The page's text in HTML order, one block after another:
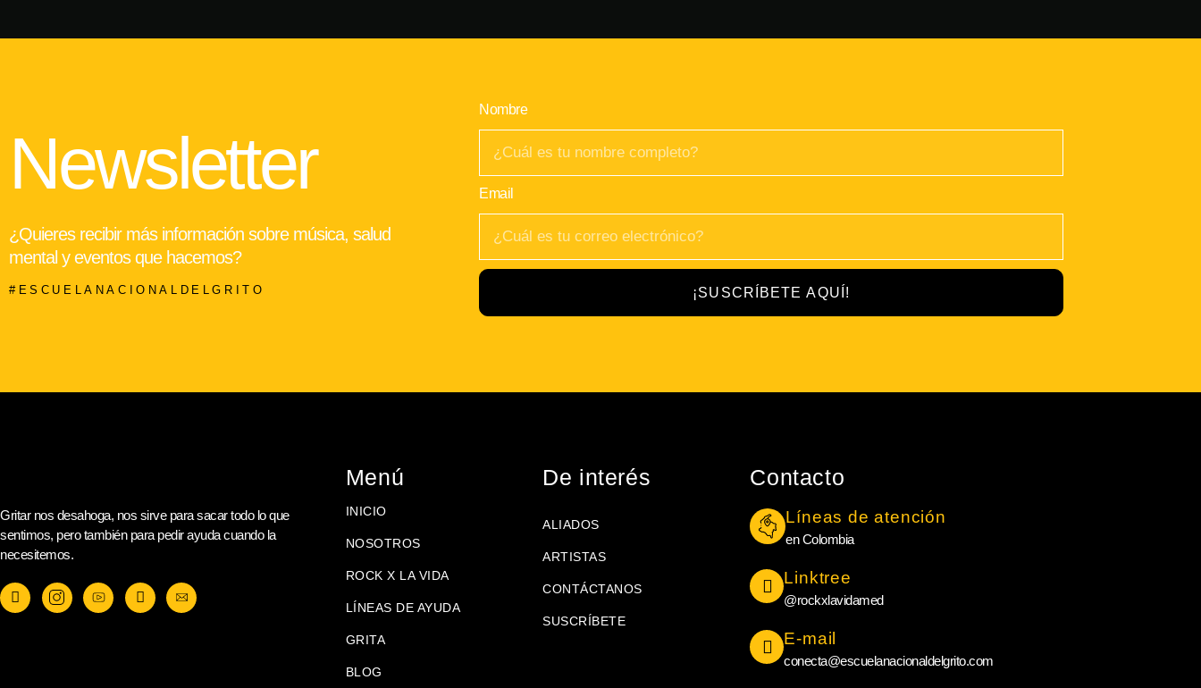
Newsletter
¿Quieres recibir más información sobre música, salud
mental y eventos que hacemos?
#ESCUELANACIONALDELGRITO
Nombre
Email
¡SUSCRÍBETE AQUÍ!
Gritar nos desahoga, nos sirve para sacar todo lo que
sentimos, pero también para pedir ayuda cuando la
necesitemos.
Menú
INICIO
NOSOTROS
ROCK X LA VIDA
LÍNEAS DE AYUDA
GRITA
BLOG
De interés
ALIADOS
ARTISTAS
CONTÁCTANOS
SUSCRÍBETE
Contacto
Líneas de atención
en Colombia
Linktree
@rockxlavidamed
E-mail
conecta@escuelanacionaldelgrito.com